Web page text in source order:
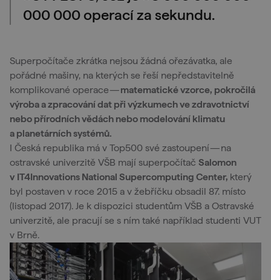
000 000 operací za sekundu.
Superpočítače zkrátka nejsou žádná ořezávatka, ale
pořádné mašiny, na kterých se řeší nepředstavitelně
komplikované operace —matematické vzorce, pokročilá
výroba a zpracování dat při výzkumech ve zdravotnictví
nebo přírodních vědách nebo modelování klimatu
a planetárních systémů.
I Česká republika má v Top500 své zastoupení — na
ostravské univerzitě VŠB mají superpočítač Salomon
v IT4Innovations National Supercomputing Center, který
byl postaven v roce 2015 a v žebříčku obsadil 87. místo
(listopad 2017). Je k dispozici studentům VŠB a Ostravské
univerzitě, ale pracují se s ním také například studenti VUT
v Brně.